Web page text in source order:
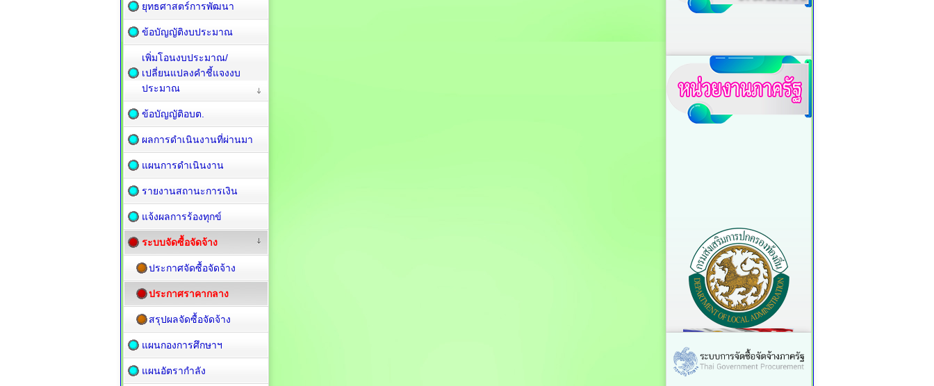
ยุทธศาสตร์การพัฒนา
ข้อบัญญัติงบประมาณ
เพิ่มโอนงบประมาณ/
เปลี่ยนแปลงคำชี้แจงงบ
ประมาณ
ข้อบัญญัติอบต.
ผลการดำเนินงานที่ผ่านมา
แผนการดำเนินงาน
รายงานสถานะการเงิน
แจ้งผลการร้องทุกข์
ระบบจัดซื้อจัดจ้าง
ประกาศจัดซื้อจัดจ้าง
ประกาศราคากลาง
สรุปผลจัดซื้อจัดจ้าง
แผนกองการศึกษาฯ
แผนอัตรากำลัง